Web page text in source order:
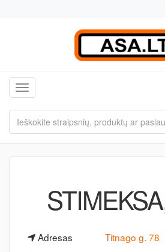
Toggle navigation
Adresas
Titnago g. 78